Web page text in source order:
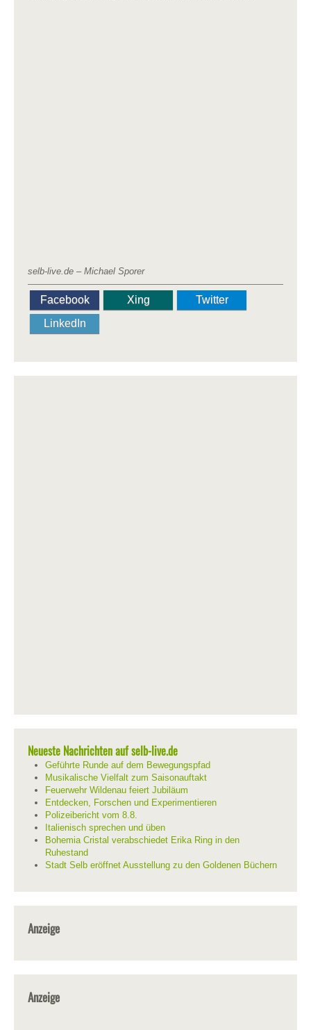
selb-live.de – Michael Sporer
Facebook Xing
Twitter
LinkedIn
Neueste Nachrichten auf selb-live.de
Geführte Runde auf dem Bewegungspfad
Musikalische Vielfalt zum Saisonauftakt
Feuerwehr Wildenau feiert Jubiläum
Entdecken, Forschen und Experimentieren
Polizeibericht vom 8.8.
Italienisch sprechen und üben
Bohemia Cristal verabschiedet Erika Ring in den
Ruhestand
Stadt Selb eröffnet Ausstellung zu den Goldenen Büchern
Anzeige
Anzeige